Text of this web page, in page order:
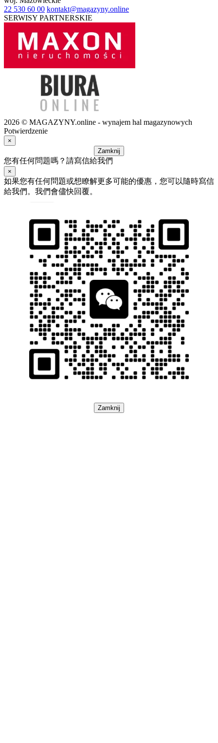
22 530 60 00 kontakt@magazyny.online
SERWISY PARTNERSKIE
2026 © MAGAZYNY.online - wynajem hal magazynowych
Potwierdzenie
×
Zamknij
您有任何問題嗎？請寫信給我們
×
如果您有任何問題或想瞭解更多可能的優惠，您可以隨時寫信
給我們。我們會儘快回覆。
Zamknij